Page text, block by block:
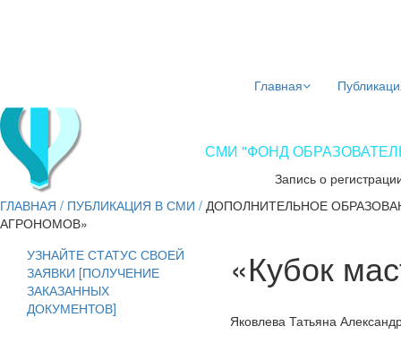
Главная
СМИ "ФОНД
Запись о
ГЛАВНАЯ / ПУБЛИКАЦИЯ В СМИ / ДОПОЛНИТЕЛЬНОЕ
АГРОНОМОВ»
УЗНАЙТЕ СТАТУС СВОЕЙ
ЗАЯВКИ [ПОЛУЧЕНИЕ
ЗАКАЗАННЫХ
ДОКУМЕНТОВ]
«Кубок
Яковлева Татьяна